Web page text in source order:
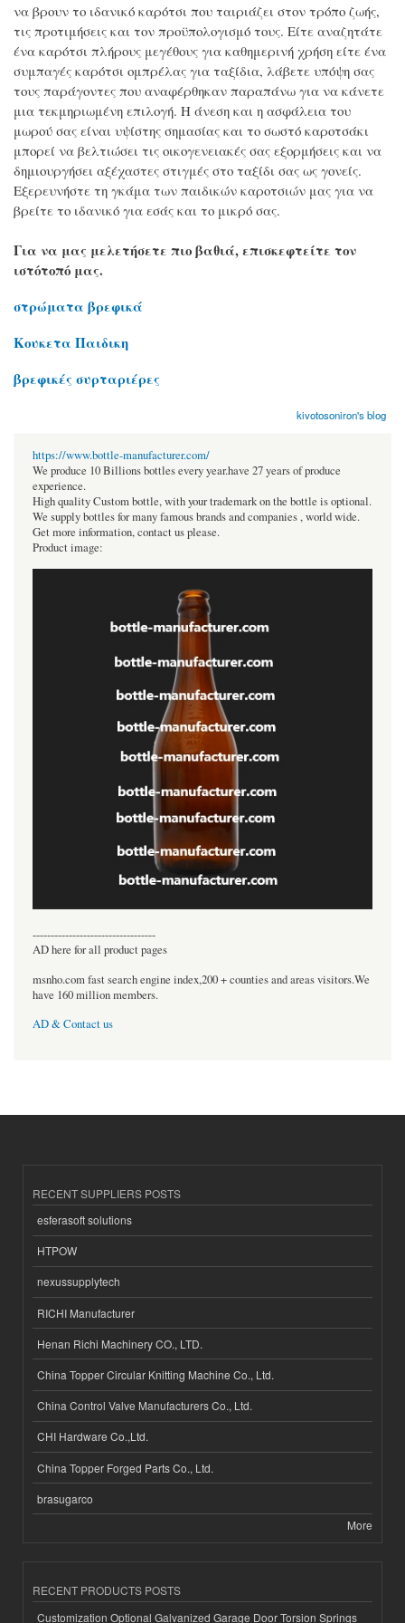
να βρουν το ιδανικό καρότσι που ταιριάζει στον τρόπο ζωής,
τις προτιμήσεις και τον προϋπολογισμό τους. Είτε αναζητάτε
ένα καρότσι πλήρους μεγέθους για καθημερινή χρήση είτε ένα
συμπαγές καρότσι ομπρέλας για ταξίδια, λάβετε υπόψη σας
τους παράγοντες που αναφέρθηκαν παραπάνω για να κάνετε
μια τεκμηριωμένη επιλογή. Η άνεση και η ασφάλεια του
μωρού σας είναι υψίστης σημασίας και το σωστό καροτσάκι
μπορεί να βελτιώσει τις οικογενειακές σας εξορμήσεις και να
δημιουργήσει αξέχαστες στιγμές στο ταξίδι σας ως γονείς.
Εξερευνήστε τη γκάμα των παιδικών καροτσιών μας για να
βρείτε το ιδανικό για εσάς και το μικρό σας.
Για να μας μελετήσετε πιο βαθιά, επισκεφτείτε τον
ιστότοπό μας.
στρώματα βρεφικά
Κουκετα Παιδικη
βρεφικές συρταριέρες
kivotosoniron's blog
https://www.bottle-manufacturer.com/
We produce 10 Billions bottles every year.have 27 years of produce
experience.
High quality Custom bottle, with your trademark on the bottle is optional.
We supply bottles for many famous brands and companies , world wide.
Get more information, contact us please.
Product image:
----------------------------------
AD here for all product pages
msnho.com fast search engine index,200 + counties and areas visitors.We
have 160 million members.
AD & Contact us
RECENT SUPPLIERS POSTS
esferasoft solutions
HTPOW
nexussupplytech
RICHI Manufacturer
Henan Richi Machinery CO., LTD.
China Topper Circular Knitting Machine Co., Ltd.
China Control Valve Manufacturers Co., Ltd.
CHI Hardware Co.,Ltd.
China Topper Forged Parts Co., Ltd.
brasugarco
More
RECENT PRODUCTS POSTS
Customization Optional Galvanized Garage Door Torsion Springs